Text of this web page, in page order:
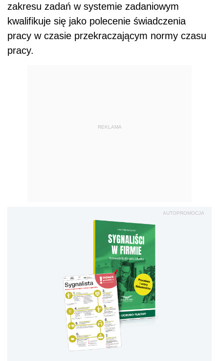
zakresu zadań w systemie zadaniowym
kwalifikuje się jako polecenie świadczenia
pracy w czasie przekraczającym normy czasu
pracy.
REKLAMA
AUTOPROMOCJA